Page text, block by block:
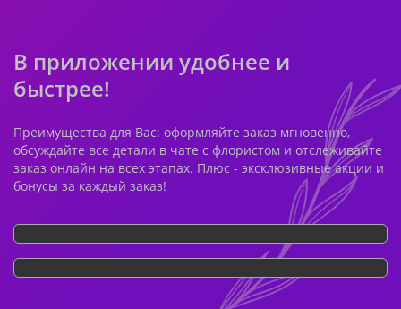
В приложении удобнее и
быстрее!
Преимущества для Вас: оформляйте заказ мгновенно,
обсуждайте все детали в чате с флористом и отслеживайте
заказ онлайн на всех этапах. Плюс - эксклюзивные акции и
бонусы за каждый заказ!